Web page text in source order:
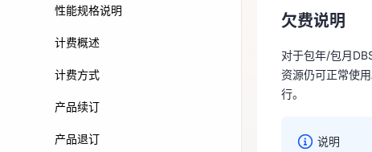
爆款云主机全场
免费活动
免费试用中心
性能规格说明
计费概述
计费方式
产品续订
产品退订
资源仍可正常使
欠费说明
对于包年/包月
资源仍可正常使
行。
说明